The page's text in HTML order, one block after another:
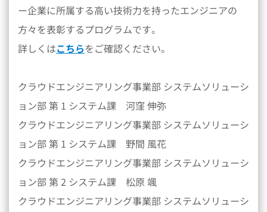
ー企業に所属する高い技術力を持ったエンジニアの
方々を表彰するプログラムです。
詳しくはこちらをご確認ください。
クラウドエンジニアリング事業部 システムソリューシ
ョン部 第 1 システム課 河窪 伸弥
クラウドエンジニアリング事業部 システムソリューシ
ョン部 第 1 システム課 野間 風花
クラウドエンジニアリング事業部 システムソリューシ
ョン部 第 2 システム課 松原 颯
クラウドエンジニアリング事業部 システムソリューシ